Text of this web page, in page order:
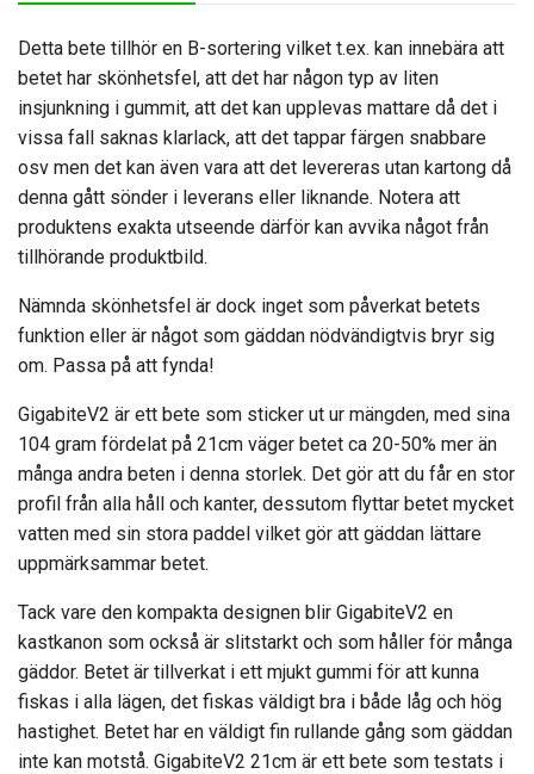
Detta bete tillhör en B-sortering vilket t.ex. kan innebära att
betet har skönhetsfel, att det har någon typ av liten
insjunkning i gummit, att det kan upplevas mattare då det i
vissa fall saknas klarlack, att det tappar färgen snabbare
osv men det kan även vara att det levereras utan kartong då
denna gått sönder i leverans eller liknande. Notera att
produktens exakta utseende därför kan avvika något från
tillhörande produktbild.
Nämnda skönhetsfel är dock inget som påverkat betets
funktion eller är något som gäddan nödvändigtvis bryr sig
om. Passa på att fynda!
GigabiteV2 är ett bete som sticker ut ur mängden, med sina
104 gram fördelat på 21cm väger betet ca 20-50% mer än
många andra beten i denna storlek. Det gör att du får en stor
profil från alla håll och kanter, dessutom flyttar betet mycket
vatten med sin stora paddel vilket gör att gäddan lättare
uppmärksammar betet.
Tack vare den kompakta designen blir GigabiteV2 en
kastkanon som också är slitstarkt och som håller för många
gäddor. Betet är tillverkat i ett mjukt gummi för att kunna
fiskas i alla lägen, det fiskas väldigt bra i både låg och hög
hastighet. Betet har en väldigt fin rullande gång som gäddan
inte kan motstå. GigabiteV2 21cm är ett bete som testats i